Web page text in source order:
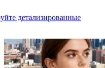
детализированные